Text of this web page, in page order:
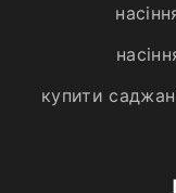
купити